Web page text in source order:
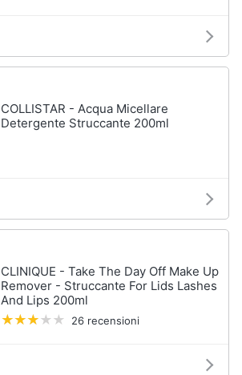
COLLISTAR - Acqua Micellare
Detergente Struccante 200ml
CLINIQUE - Take The Day Off Make Up
Remover - Struccante For Lids Lashes
And Lips 200ml
26 recensioni